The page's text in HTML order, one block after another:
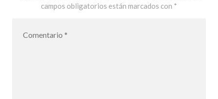
campos obligatorios están marcados con *